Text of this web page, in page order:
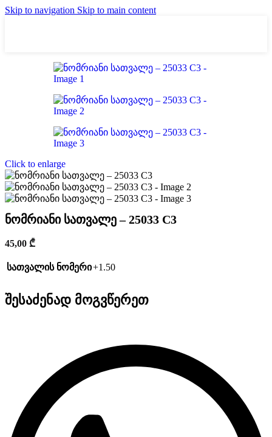
Skip to navigation Skip to main content
Click to enlarge
ნომრიანი სათვალე – 25033 C3
45,00 ₾
სათვალის ნომერი+1.50
შესაძენად მოგვწერეთ